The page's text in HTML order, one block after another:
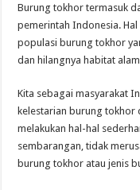
Burung tokhor termasuk
pemerintah Indonesia.
populasi burung tokhor
dan hilangnya habitat
Kita sebagai masyarakat
kelestarian burung tokhor
melakukan hal-hal
sembarangan, tidak
burung tokhor atau jenis